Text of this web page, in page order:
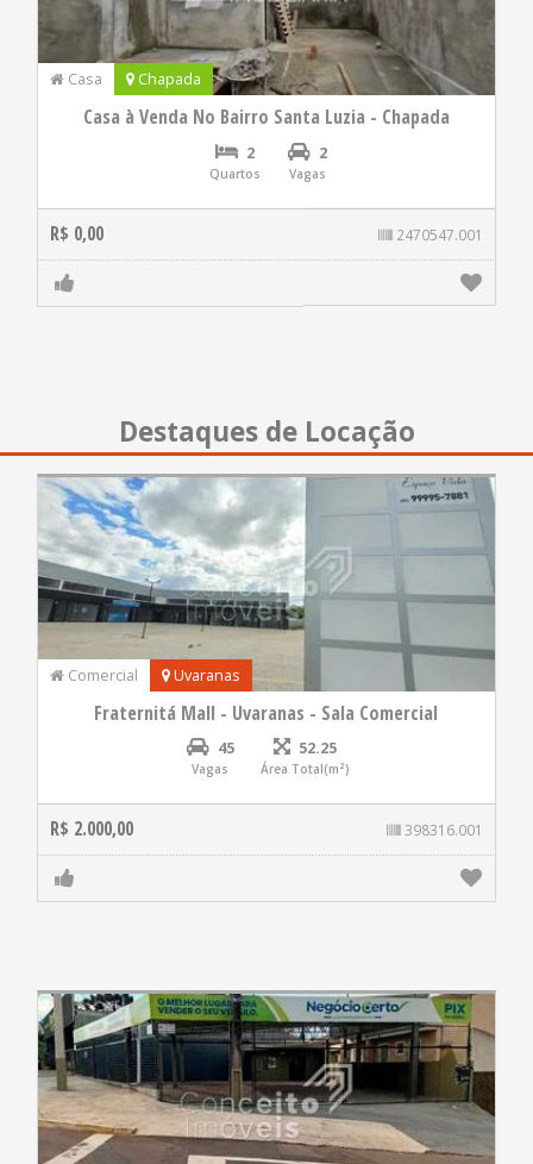
Casa Chapada
Casa à Venda No Bairro Santa Luzia - Chapada
2
Quartos
2
Vagas
R$ 0,00 2470547.001
Destaques de Locação
Comercial Uvaranas
Fraternitá Mall - Uvaranas - Sala Comercial
45
Vagas
52.25
Área Total(m²)
R$ 2.000,00 398316.001